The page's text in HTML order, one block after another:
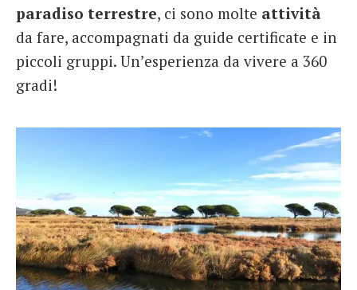
paradiso terrestre, ci sono molte attività
da fare, accompagnati da guide certificate e in
piccoli gruppi. Un’esperienza da vivere a 360
gradi!